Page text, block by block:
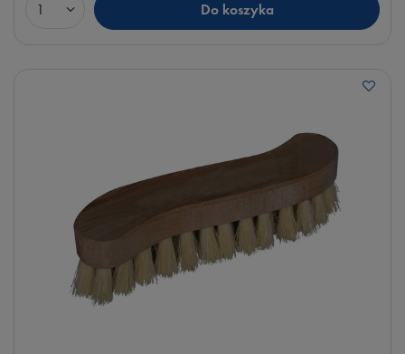
Ilość produktów Do koszyka